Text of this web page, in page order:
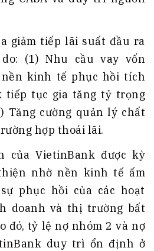
giảm tiếp lãi suất đầu ra
(1) Nhu cầu vay vốn
kinh tế phục hồi tích
tiếp tục gia tăng tỷ trọng
Tăng cường quản lý chất
hợp thoái lãi.
của VietinBank được kỳ
nhờ nền kinh tế ấm
phục hồi của các hoạt
doanh và thị trường bất
đó, tỷ lệ nợ nhóm 2 và nợ
duy trì ổn định ở